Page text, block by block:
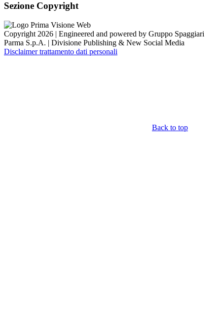
Sezione Copyright
Copyright 2026 | Engineered and powered by Gruppo Spaggiari
Parma S.p.A. | Divisione Publishing & New Social Media
Disclaimer trattamento dati personali
Back to top